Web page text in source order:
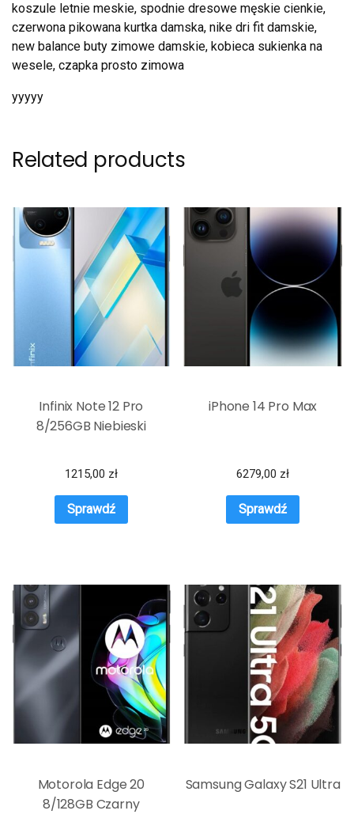
koszule letnie meskie, spodnie dresowe męskie cienkie,
czerwona pikowana kurtka damska, nike dri fit damskie,
new balance buty zimowe damskie, kobieca sukienka na
wesele, czapka prosto zimowa
yyyyy
Related products
Infinix Note 12 Pro
8/256GB Niebieski
1215,00 zł
Sprawdź
iPhone 14 Pro Max
6279,00 zł
Sprawdź
Motorola Edge 20
8/128GB Czarny
Samsung Galaxy S21 Ultra